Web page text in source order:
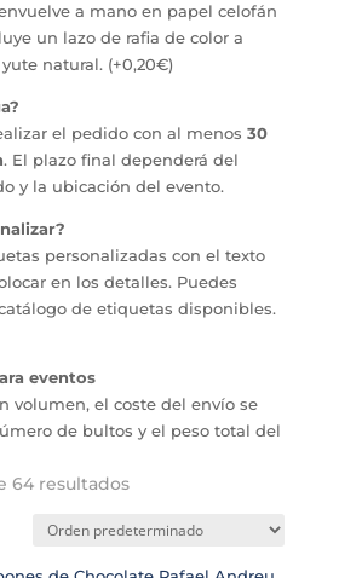
a mano en papel celofán
un lazo de rafia de color a
natural. (+0,20€)
el pedido con al menos 30
. El plazo final dependerá del
y la ubicación del evento.
personalizadas con el texto
en los detalles. Puedes
de etiquetas disponibles.
eventos
volumen, el coste del envío se
de bultos y el peso total del
64 resultados